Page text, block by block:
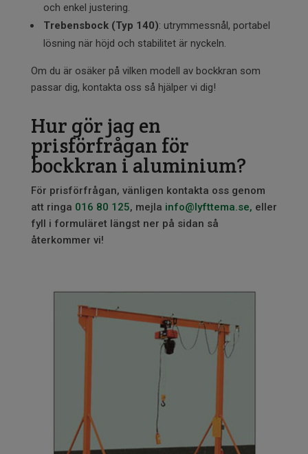
och enkel justering.
Trebensbock (Typ 140): utrymmessnål, portabel
lösning när höjd och stabilitet är nyckeln.
Om du är osäker på vilken modell av bockkran som
passar dig, kontakta oss så hjälper vi dig!
Hur gör jag en
prisförfrågan för
bockkran i aluminium?
För prisförfrågan, vänligen kontakta oss genom
att ringa 016 80 125, mejla info@lyfttema.se, eller
fyll i formuläret längst ner på sidan så
återkommer vi!